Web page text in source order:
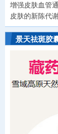
增强皮肤血管
皮肤的新陈代
景天祛斑胶